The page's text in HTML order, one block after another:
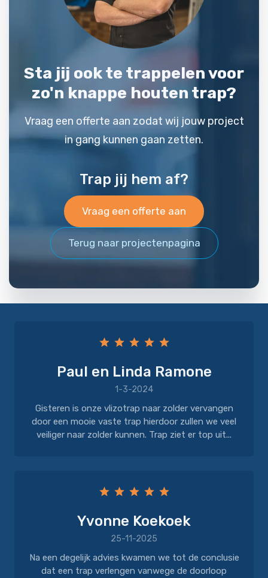
Sta jij ook te trappelen voor
zo'n knappe houten trap?
Vraag een offerte aan zodat wij jouw project
in gang kunnen gaan zetten.
Trap jij hem af?
Vraag een offerte aan
Terug naar projectenpagina
Paul en Linda Ramone
1-3-2024
Gisteren is onze vlizotrap naar zolder vervangen
door een mooie vaste trap hierdoor zullen we veel
veiliger naar zolder kunnen. Trap ziet er top uit...
Yvonne Koekoek
25-11-2025
Na een degelijk advies kwamen we tot de conclusie
dat een trap verlengen vanwege de doorloop